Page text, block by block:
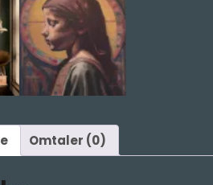
Omtaler (0)